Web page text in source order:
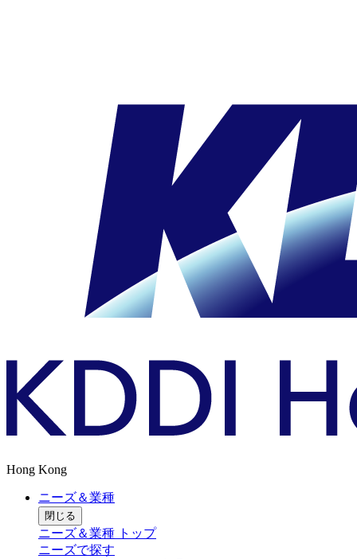
Hong Kong
ニーズ＆業種
閉じる
ニーズ＆業種 トップ
ニーズで探す